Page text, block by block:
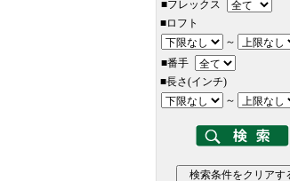
■フレックス
■ロフト
～
■番手
■長さ(インチ)
～